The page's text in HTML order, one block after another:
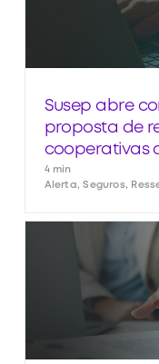
Susep abre
proposta de
cooperativas
4 min
Alerta, Seguros,